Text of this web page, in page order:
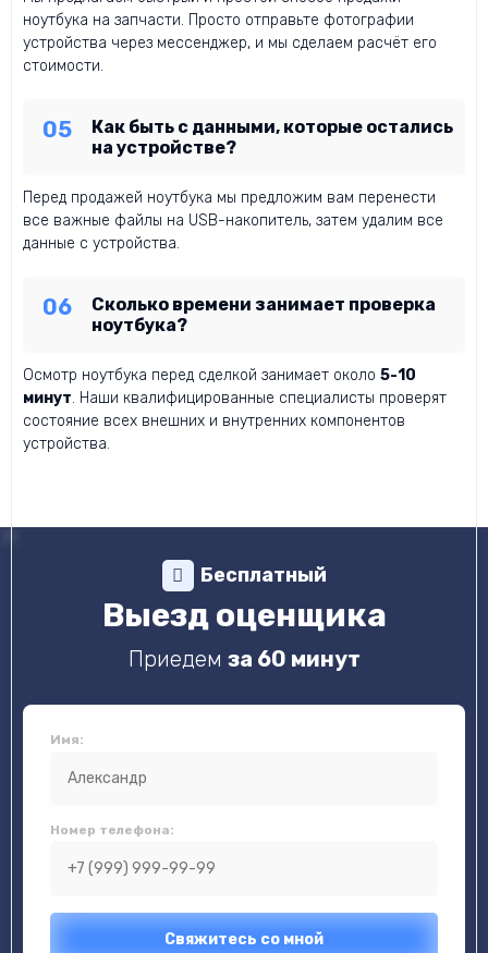
ноутбука на запчасти. Просто отправьте фотографии
устройства через мессенджер, и мы сделаем расчёт его
стоимости.
Как быть с данными, которые остались
на устройстве?
Перед продажей ноутбука мы предложим вам перенести
все важные файлы на USB-накопитель, затем удалим все
данные с устройства.
Сколько времени занимает проверка
ноутбука?
Осмотр ноутбука перед сделкой занимает около 5-10
минут. Наши квалифицированные специалисты проверят
состояние всех внешних и внутренних компонентов
устройства.
Бесплатный
Выезд оценщика
Приедем за 60 минут
Имя:
Номер телефона: